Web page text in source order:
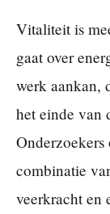
Vitaliteit is
gaat over
werk aankan,
het einde van
Onderzoekers
combinatie
veerkracht en